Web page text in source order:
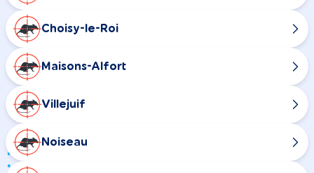
Choisy-le-Roi
Maisons-Alfort
Villejuif
Noiseau